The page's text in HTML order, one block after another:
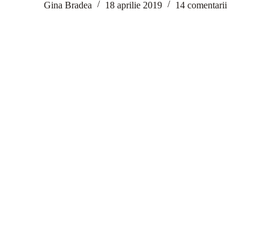
Gina Bradea 18 aprilie 2019 14 comentarii